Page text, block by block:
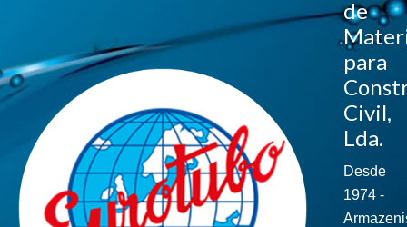
de
para
Civil,
Lda.
Desde
1974 -